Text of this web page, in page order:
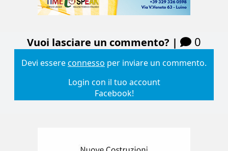
Vuoi lasciare un commento? | 0
Devi essereconnesso per inviare un commento.
Login con il tuo account
Facebook!